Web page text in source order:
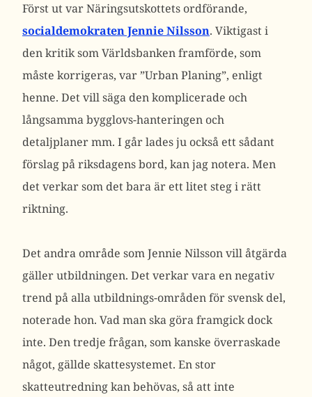
Först ut var Näringsutskottets ordförande,
socialdemokraten Jennie Nilsson. Viktigast i
den kritik som Världsbanken framförde, som
måste korrigeras, var ”Urban Planing”, enligt
henne. Det vill säga den komplicerade och
långsamma bygglovs-hanteringen och
detaljplaner mm. I går lades ju också ett sådant
förslag på riksdagens bord, kan jag notera. Men
det verkar som det bara är ett litet steg i rätt
riktning.
Det andra område som Jennie Nilsson vill åtgärda
gäller utbildningen. Det verkar vara en negativ
trend på alla utbildnings-områden för svensk del,
noterade hon. Vad man ska göra framgick dock
inte. Den tredje frågan, som kanske överraskade
något, gällde skattesystemet. En stor
skatteutredning kan behövas, så att inte